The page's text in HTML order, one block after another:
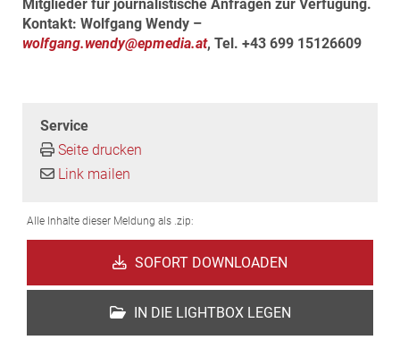
Mitglieder für journalistische Anfragen zur Verfügung.
Kontakt: Wolfgang Wendy –
wolfgang.wendy@epmedia.at, Tel. +43 699 15126609
Service
Seite drucken
Link mailen
Alle Inhalte dieser Meldung als .zip:
SOFORT DOWNLOADEN
IN DIE LIGHTBOX LEGEN